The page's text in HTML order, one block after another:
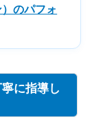
のパフォ
に指導し